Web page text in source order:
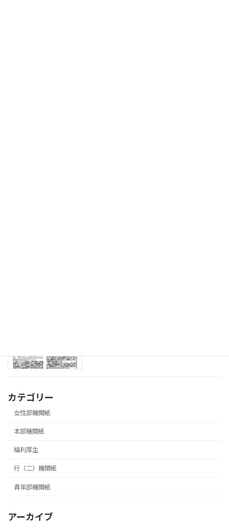
カテゴリー
女性部機関紙
本部機関紙
福利厚生
行（二）機関紙
青年部機関紙
アーカイブ